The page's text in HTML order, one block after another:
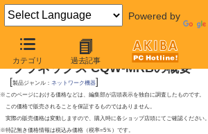
Powered by
カテゴリ 過去記事
2009年12月19日号
プラネックス CQW-MRBの概要
[製品ジャンル： ネットワーク機器]
※このページにおける価格などは、編集部が店頭表示を独自に調査したものです。
この価格で販売されることを保証するものではありません。
実際の販売価格は変動しますので、購入時に各ショップ店頭にてご確認ください。
※特記無き価格情報は税込み価格（税率=5％）です。